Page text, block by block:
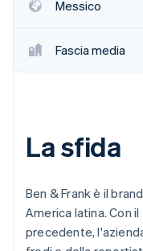
Scopri cosa ti
Prevenzione delle
Atlas
Identity
Messico
Fascia media
La sfida
Ben & Frank è il
America latina. Con
precedente,